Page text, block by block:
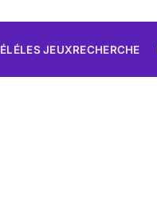
LES JEUXRECHERCHE